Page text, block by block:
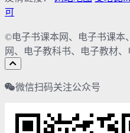
可
©电子书课本网、电子书课本
网、电子教科书、电子教材
微信扫码关注公众号